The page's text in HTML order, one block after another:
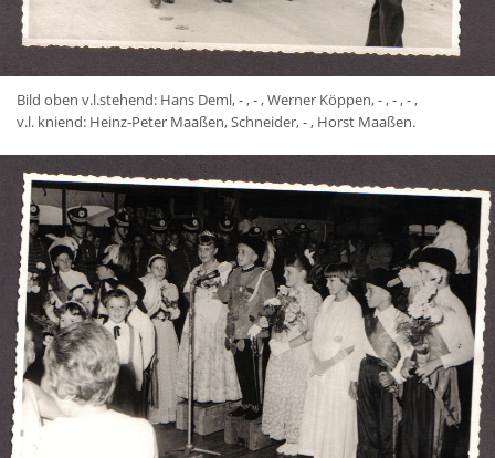
Bild oben v.l.stehend: Hans Deml, - , - , Werner Köppen, - , - , - ,
v.l. kniend: Heinz-Peter Maaßen, Schneider, - , Horst Maaßen.